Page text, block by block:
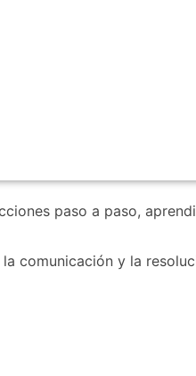
paso a paso,
comunicación y la